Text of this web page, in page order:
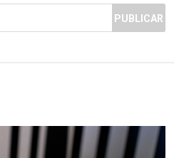
PUBLICAR